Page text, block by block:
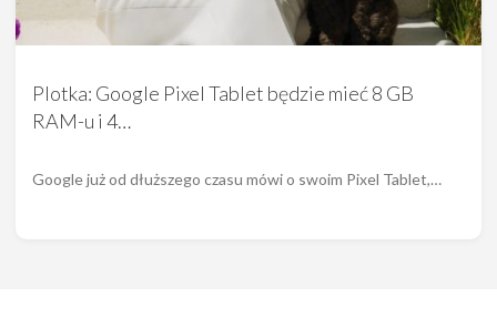
Plotka: Google Pixel Tablet będzie mieć 8 GB
RAM-u i 4…
Google już od dłuższego czasu mówi o swoim Pixel Tablet,…